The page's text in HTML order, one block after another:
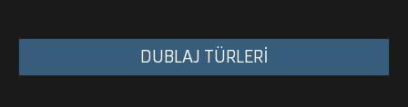
DUBLAJ TÜRLERİ